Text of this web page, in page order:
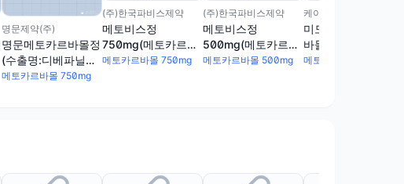
명문제약(주)
명문메토카르바몰정
(수출명:디베파닐정
(Dibefaniltablet))
메토카르바몰 750mg
(주)한국파비스제약
메토비스정
750mg(메토카르바
몰)(수출용)
메토카르바몰 750mg
(주)한국파비스제약
메토비스정
500mg(메토카르바
몰)(수출용)
메토카르바몰 500mg
케이엠에스제약(주)
미모틸정(메토카르
바몰)(수출용)
메토카르바몰 500mg